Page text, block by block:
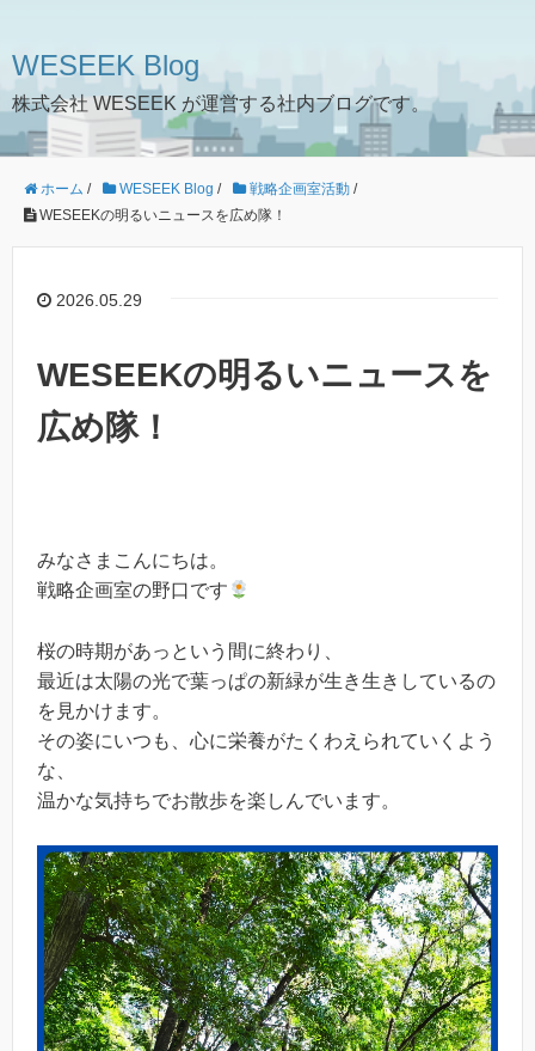
WESEEK Blog
株式会社 WESEEK が運営する社内ブログです。
ホーム / WESEEK Blog / 戦略企画室活動 /
WESEEKの明るいニュースを広め隊！
2026.05.29
WESEEKの明るいニュースを
広め隊！
みなさまこんにちは。
戦略企画室の野口です
桜の時期があっという間に終わり、
最近は太陽の光で葉っぱの新緑が生き生きしているの
を見かけます。
その姿にいつも、心に栄養がたくわえられていくよう
な、
温かな気持ちでお散歩を楽しんでいます。